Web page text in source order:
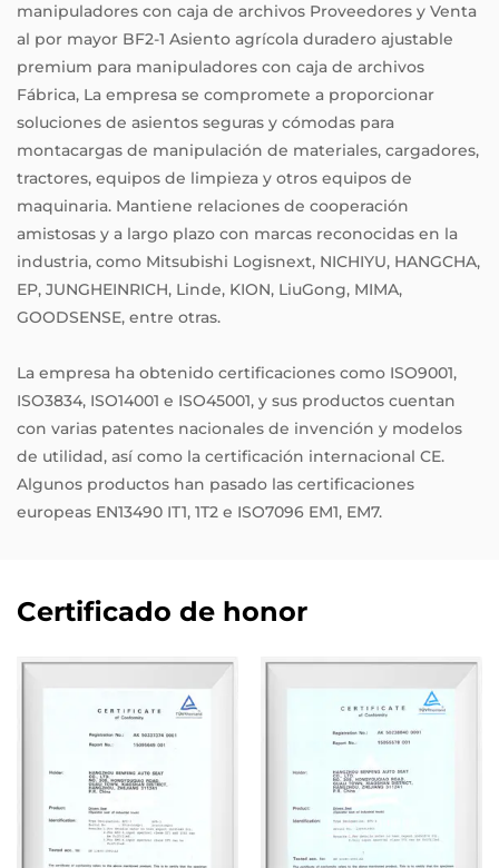
manipuladores con caja de archivos Proveedores y Venta
al por mayor BF2-1 Asiento agrícola duradero ajustable
premium para manipuladores con caja de archivos
Fábrica, La empresa se compromete a proporcionar
soluciones de asientos seguras y cómodas para
montacargas de manipulación de materiales, cargadores,
tractores, equipos de limpieza y otros equipos de
maquinaria. Mantiene relaciones de cooperación
amistosas y a largo plazo con marcas reconocidas en la
industria, como Mitsubishi Logisnext, NICHIYU, HANGCHA,
EP, JUNGHEINRICH, Linde, KION, LiuGong, MIMA,
GOODSENSE, entre otras.
La empresa ha obtenido certificaciones como ISO9001,
ISO3834, ISO14001 e ISO45001, y sus productos cuentan
con varias patentes nacionales de invención y modelos
de utilidad, así como la certificación internacional CE.
Algunos productos han pasado las certificaciones
europeas EN13490 IT1, 1T2 e ISO7096 EM1, EM7.
Certificado de honor